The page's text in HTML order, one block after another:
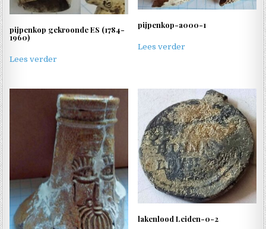
pijpenkop gekroonde ES (1784-
1960)
Lees verder
pijpenkop-a000-1
Lees verder
lakenlood Leiden-0-2